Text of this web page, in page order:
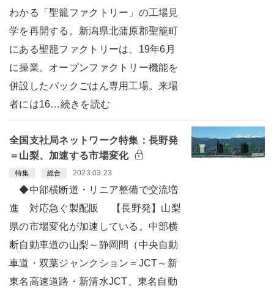
わかる「聖籠ファクトリー」の工場見
学を再開する。新潟県北蒲原郡聖籠町
にある聖籠ファクトリーは、19年6月
に操業。オープンファクトリー機能を
併設したパックごはん専用工場。来場
者には16…続きを読む
全国支社局ネットワーク特集：長野発
＝山梨、加速する市場変化
特集 総合 2023.03.23
◆中部横断道・リニア整備で交流増
進 対応急ぐ製配販 【長野発】山梨
県の市場変化が加速している。中部横
断自動車道の山梨～静岡間（中央自動
車道・双葉ジャンクション＝JCT～新
東名高速道路・新清水JCT、東名自動